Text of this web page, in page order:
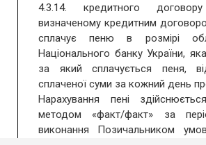
4.3.14. кредитного
визначеному кредитним
сплачує пеню в розмірі
Національного банку України,
за який сплачується пеня,
сплаченої суми за кожний день
Нарахування пені
методом «факт/факт» за
виконання Позичальником